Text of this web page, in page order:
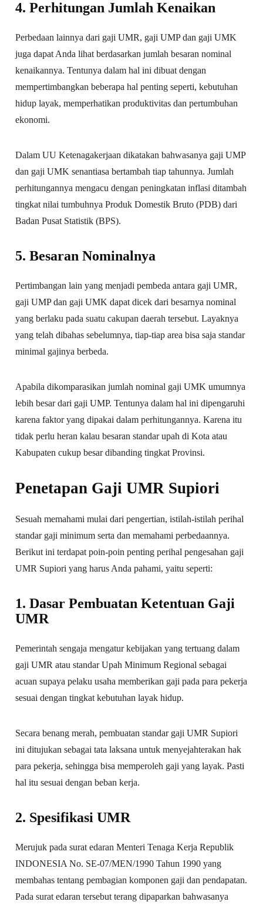
4. Perhitungan Jumlah Kenaikan
Perbedaan lainnya dari gaji UMR, gaji UMP dan gaji UMK
juga dapat Anda lihat berdasarkan jumlah besaran nominal
kenaikannya. Tentunya dalam hal ini dibuat dengan
mempertimbangkan beberapa hal penting seperti, kebutuhan
hidup layak, memperhatikan produktivitas dan pertumbuhan
ekonomi.
Dalam UU Ketenagakerjaan dikatakan bahwasanya gaji UMP
dan gaji UMK senantiasa bertambah tiap tahunnya. Jumlah
perhitungannya mengacu dengan peningkatan inflasi ditambah
tingkat nilai tumbuhnya Produk Domestik Bruto (PDB) dari
Badan Pusat Statistik (BPS).
5. Besaran Nominalnya
Pertimbangan lain yang menjadi pembeda antara gaji UMR,
gaji UMP dan gaji UMK dapat dicek dari besarnya nominal
yang berlaku pada suatu cakupan daerah tersebut. Layaknya
yang telah dibahas sebelumnya, tiap-tiap area bisa saja standar
minimal gajinya berbeda.
Apabila dikomparasikan jumlah nominal gaji UMK umumnya
lebih besar dari gaji UMP. Tentunya dalam hal ini dipengaruhi
karena faktor yang dipakai dalam perhitungannya. Karena itu
tidak perlu heran kalau besaran standar upah di Kota atau
Kabupaten cukup besar dibanding tingkat Provinsi.
Penetapan Gaji UMR Supiori
Sesuah memahami mulai dari pengertian, istilah-istilah perihal
standar gaji minimum serta dan memahami perbedaannya.
Berikut ini terdapat poin-poin penting perihal pengesahan gaji
UMR Supiori yang harus Anda pahami, yaitu seperti:
1. Dasar Pembuatan Ketentuan Gaji
UMR
Pemerintah sengaja mengatur kebijakan yang tertuang dalam
gaji UMR atau standar Upah Minimum Regional sebagai
acuan supaya pelaku usaha memberikan gaji pada para pekerja
sesuai dengan tingkat kebutuhan layak hidup.
Secara benang merah, pembuatan standar gaji UMR Supiori
ini ditujukan sebagai tata laksana untuk menyejahterakan hak
para pekerja, sehingga bisa memperoleh gaji yang layak. Pasti
hal itu sesuai dengan beban kerja.
2. Spesifikasi UMR
Merujuk pada surat edaran Menteri Tenaga Kerja Republik
INDONESIA No. SE-07/MEN/1990 Tahun 1990 yang
membahas tentang pembagian komponen gaji dan pendapatan.
Pada surat edaran tersebut terang dipaparkan bahwasanya